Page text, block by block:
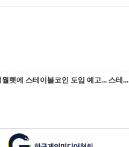
렛에 스테이블코인 도입 예고... 스테...